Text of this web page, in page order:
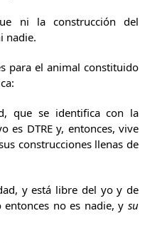
ni la construcción del
nadie.
para el animal constituido
que se identifica con la
es DTRE y, entonces, vive
construcciones llenas de
y está libre del yo y de
entonces no es nadie, y su